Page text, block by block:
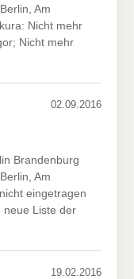
Am
Nicht mehr
Nicht mehr
02.09.2016
Brandenburg
Am
eingetragen
neue Liste der
19.02.2016